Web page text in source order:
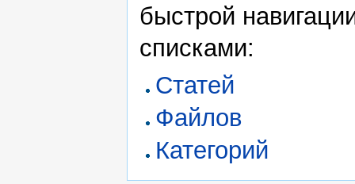
быстрой
списками:
Статей
Файлов
Категорий